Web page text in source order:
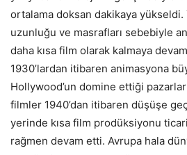
ortalama doksan dakikaya yükseldi.
uzunluğu ve masrafları sebebiyle
daha kısa film olarak kalmaya
1930’lardan itibaren animasyona
Hollywood’un domine ettiği
filmler 1940’dan itibaren düşüşe
yerinde kısa film prodüksiyonu
rağmen devam etti. Avrupa hala